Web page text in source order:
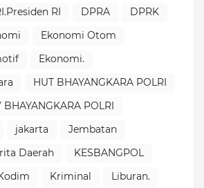
RI
DPRA
DPRK
Ekonomi Otom
Ekonomi.
HUT BHAYANGKARA POLRI
BHAYANGKARA POLRI
jakarta
Jembatan
Daerah
KESBANGPOL
Kriminal
Liburan.